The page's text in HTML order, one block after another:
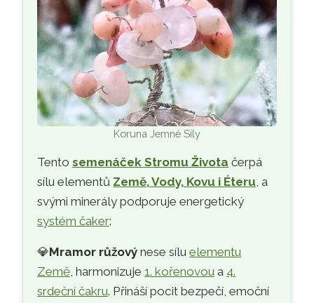
Koruna Jemné Síly
Tentosemenáček Stromu Života čerpá
sílu elementů Země, Vody, Kovu i Éteru, a
svými minerály podporuje energetický
systém čaker:
💎Mramor růžový nese síluelementu
Země, harmonizuje1. kořenovou a 4.
srdeční čakru. Přináší pocit bezpečí, emoční